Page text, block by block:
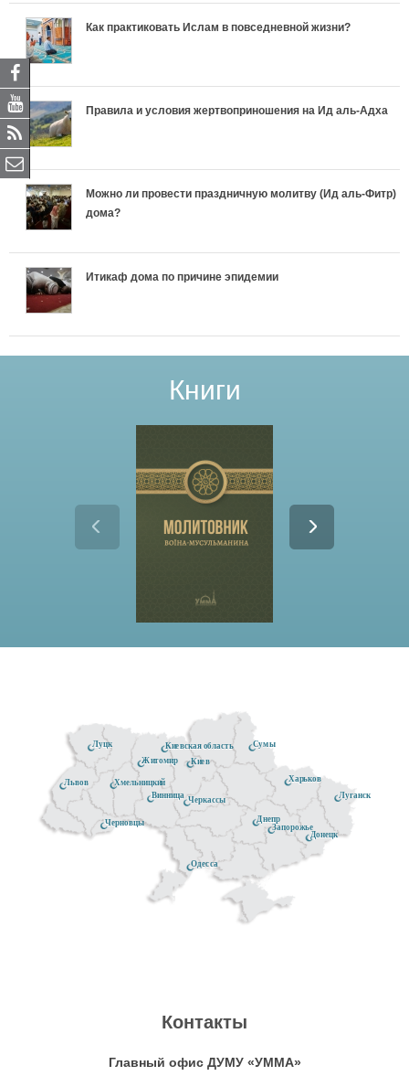
Как практиковать Ислам в повседневной жизни?
Правила и условия жертвоприношения на Ид аль-Адха
Можно ли провести праздничную молитву (Ид аль-Фитр)
дома?
Итикаф дома по причине эпидемии
Книги
Черкассы
Черновцы
Сумы
Луганск
Одесса
Донецк
Киев
Днепр
Киевская область
Запорожье
Житомир
Винница
Хмельницкий
Луцк
Львов Харьков
Контакты
Главный офис ДУМУ «УММА»